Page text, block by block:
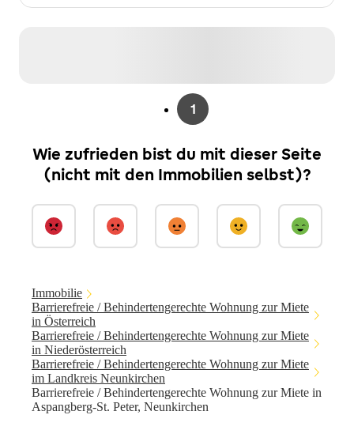
1
Wie zufrieden bist du mit dieser Seite
(nicht mit den Immobilien selbst)?
Immobilie
Barrierefreie / Behindertengerechte Wohnung zur Miete
in Österreich
Barrierefreie / Behindertengerechte Wohnung zur Miete
in Niederösterreich
Barrierefreie / Behindertengerechte Wohnung zur Miete
im Landkreis Neunkirchen
Barrierefreie / Behindertengerechte Wohnung zur Miete in
Aspangberg-St. Peter, Neunkirchen